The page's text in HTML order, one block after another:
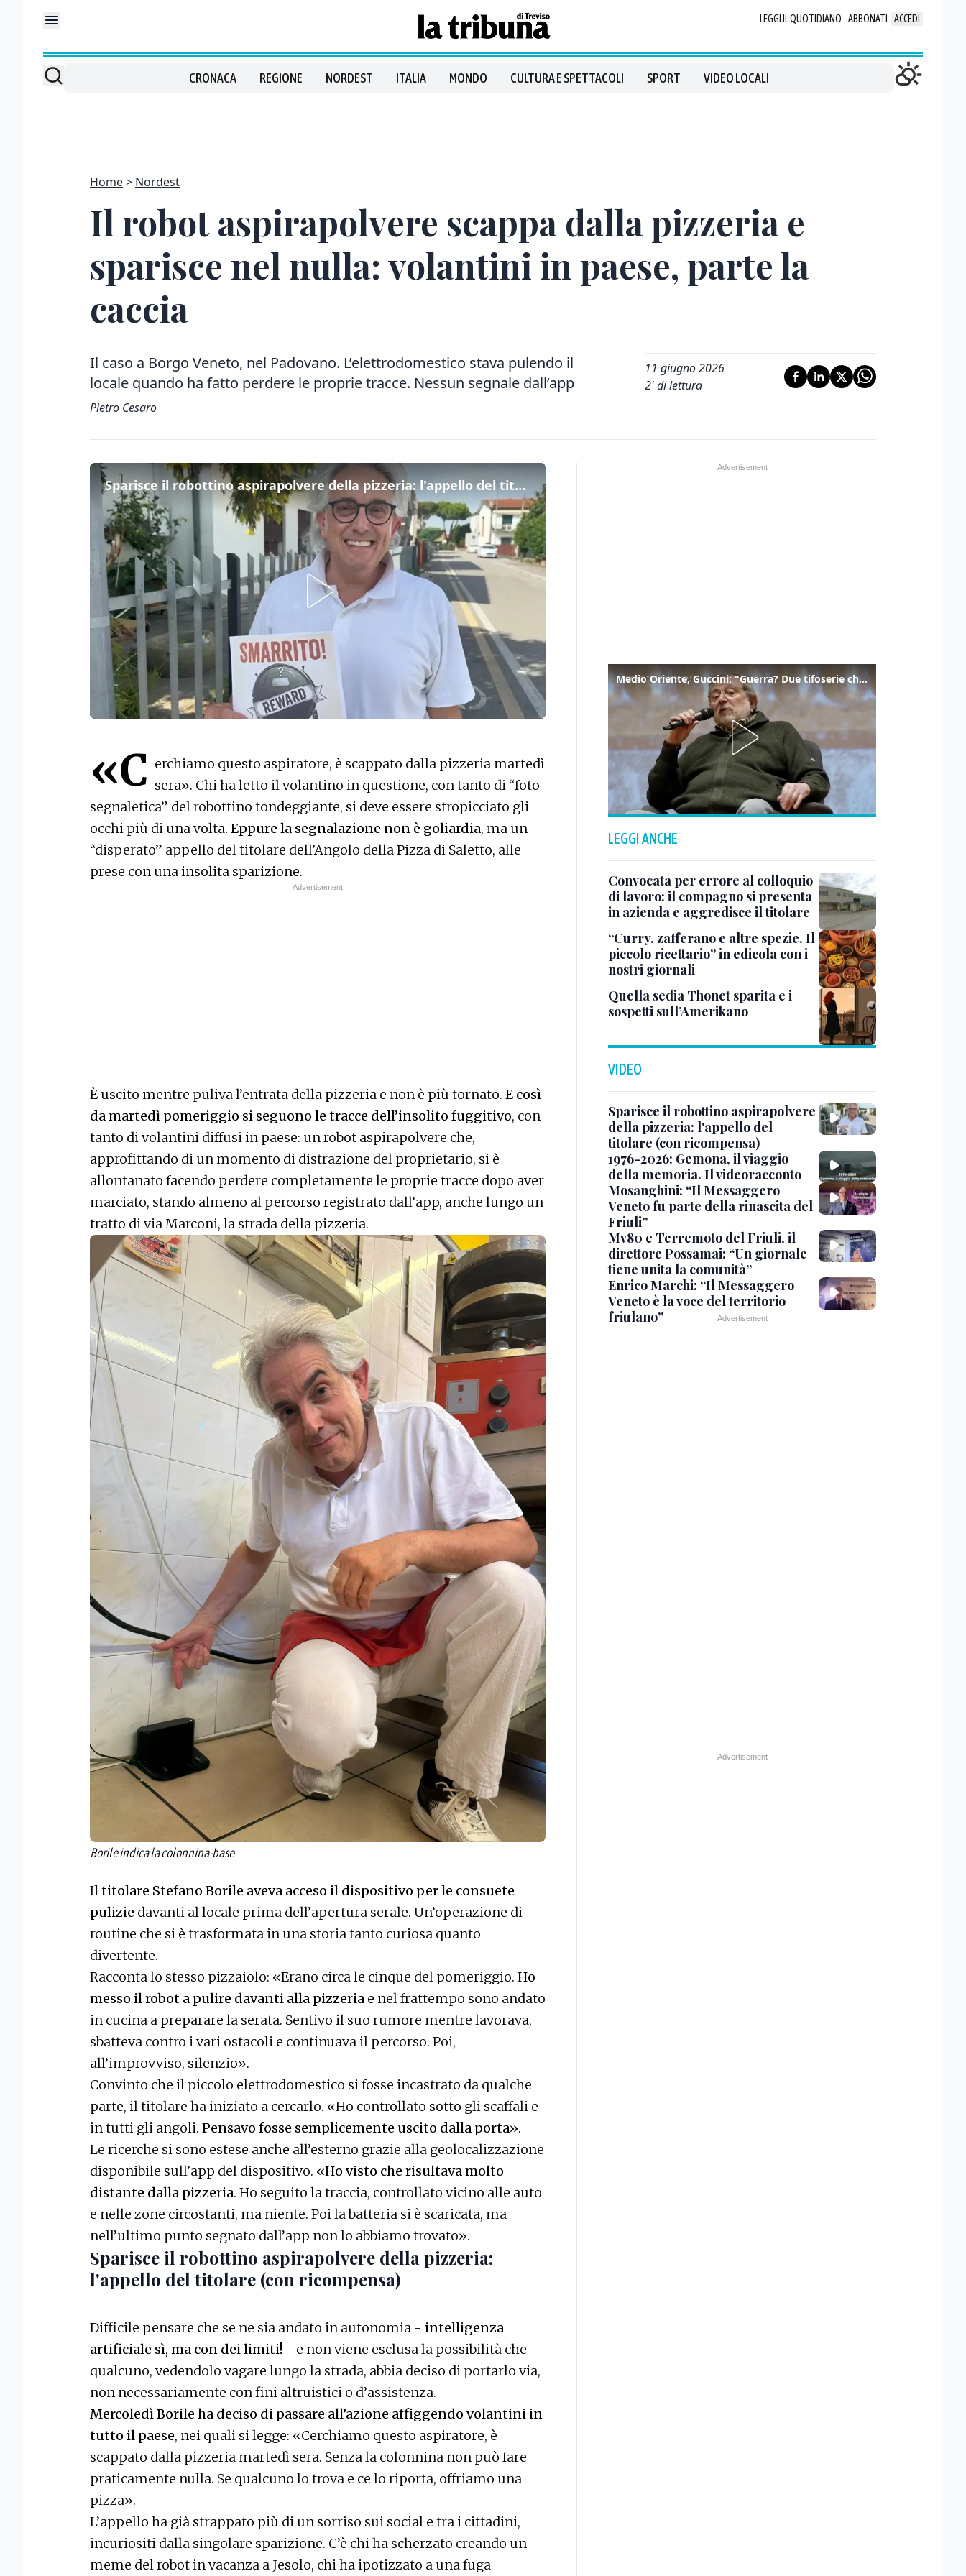
LEGGI IL QUOTIDIANO ABBONATI ACCEDI
CRONACA REGIONE NORDEST ITALIA MONDO CULTURA E SPETTACOLI SPORT VIDEO LOCALI
Home Nordest
Il robot aspirapolvere scappa dalla pizzeria e
sparisce nel nulla: volantini in paese, parte la
caccia
Il caso a Borgo Veneto, nel Padovano. L’elettrodomestico stava pulendo il
locale quando ha fatto perdere le proprie tracce. Nessun segnale dall’app
Pietro Cesaro
11 giugno 2026
2' di lettura
Sparisce il robottino aspirapolvere della pizzeria: l'appello del titolare (con ricompensa)
«C erchiamo questo aspiratore, è scappato dalla pizzeria martedì
sera». Chi ha letto il volantino in questione, con tanto di “foto
segnaletica” del robottino tondeggiante, si deve essere stropicciato gli
occhi più di una volta. Eppure la segnalazione non è goliardia, ma un
“disperato” appello del titolare dell’Angolo della Pizza di Saletto, alle
prese con una insolita sparizione.
È uscito mentre puliva l’entrata della pizzeria e non è più tornato. E così
da martedì pomeriggio si seguono le tracce dell’insolito fuggitivo, con
tanto di volantini diffusi in paese: un robot aspirapolvere che,
approfittando di un momento di distrazione del proprietario, si è
allontanato facendo perdere completamente le proprie tracce dopo aver
marciato, stando almeno al percorso registrato dall’app, anche lungo un
tratto di via Marconi, la strada della pizzeria.
Borile indica la colonnina-base
Il titolare Stefano Borile aveva acceso il dispositivo per le consuete
pulizie davanti al locale prima dell’apertura serale. Un’operazione di
routine che si è trasformata in una storia tanto curiosa quanto
divertente.
Racconta lo stesso pizzaiolo: «Erano circa le cinque del pomeriggio. Ho
messo il robot a pulire davanti alla pizzeria e nel frattempo sono andato
in cucina a preparare la serata. Sentivo il suo rumore mentre lavorava,
sbatteva contro i vari ostacoli e continuava il percorso. Poi,
all’improvviso, silenzio».
Convinto che il piccolo elettrodomestico si fosse incastrato da qualche
parte, il titolare ha iniziato a cercarlo. «Ho controllato sotto gli scaffali e
in tutti gli angoli. Pensavo fosse semplicemente uscito dalla porta».
Le ricerche si sono estese anche all’esterno grazie alla geolocalizzazione
disponibile sull’app del dispositivo. «Ho visto che risultava molto
distante dalla pizzeria. Ho seguito la traccia, controllato vicino alle auto
e nelle zone circostanti, ma niente. Poi la batteria si è scaricata, ma
nell’ultimo punto segnato dall’app non lo abbiamo trovato».
Sparisce il robottino aspirapolvere della pizzeria:
l'appello del titolare (con ricompensa)
Difficile pensare che se ne sia andato in autonomia - intelligenza
artificiale sì, ma con dei limiti! - e non viene esclusa la possibilità che
qualcuno, vedendolo vagare lungo la strada, abbia deciso di portarlo via,
non necessariamente con fini altruistici o d’assistenza.
Mercoledì Borile ha deciso di passare all’azione affiggendo volantini in
tutto il paese, nei quali si legge: «Cerchiamo questo aspiratore, è
scappato dalla pizzeria martedì sera. Senza la colonnina non può fare
praticamente nulla. Se qualcuno lo trova e ce lo riporta, offriamo una
pizza».
L’appello ha già strappato più di un sorriso sui social e tra i cittadini,
incuriositi dalla singolare sparizione. C’è chi ha scherzato creando un
meme del robot in vacanza a Jesolo, chi ha ipotizzato a una fuga
Medio Oriente, Guccini: "Guerra? Due tifoserie che si urlano contro e dimenticano vittime"
LEGGI ANCHE
Convocata per errore al colloquio
di lavoro: il compagno si presenta
in azienda e aggredisce il titolare
“Curry, zafferano e altre spezie. Il
piccolo ricettario” in edicola con i
nostri giornali
Quella sedia Thonet sparita e i
sospetti sull’Amerikano
VIDEO
Sparisce il robottino aspirapolvere
della pizzeria: l'appello del
titolare (con ricompensa)
1976-2026: Gemona, il viaggio
della memoria. Il videoracconto
Mosanghini: “Il Messaggero
Veneto fu parte della rinascita del
Friuli”
Mv80 e Terremoto del Friuli, il
direttore Possamai: “Un giornale
tiene unita la comunità”
Enrico Marchi: “Il Messaggero
Veneto è la voce del territorio
friulano”